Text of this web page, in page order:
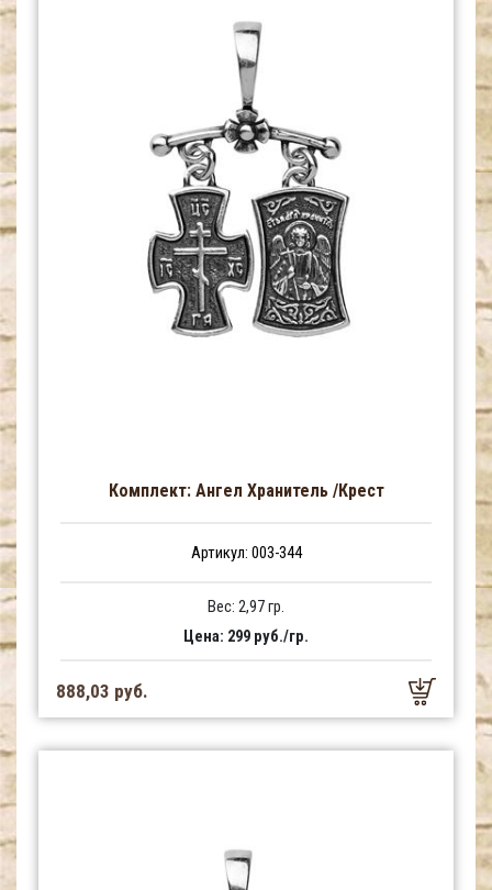
Комплект: Ангел Хранитель /Крест
Артикул: 003-344
Вес: 2,97 гр.
Цена: 299 руб./гр.
888,03 руб.